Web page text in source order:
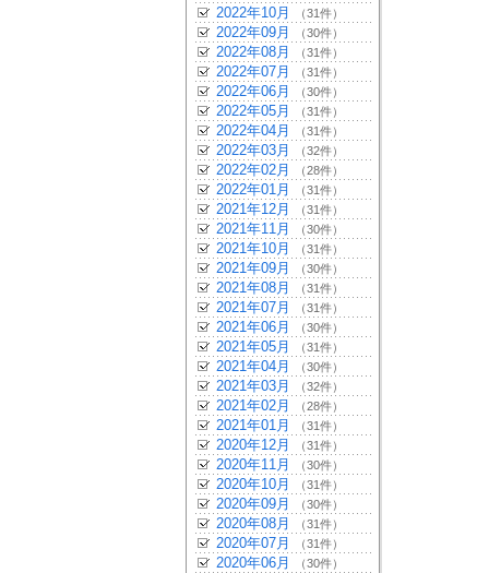
2022年10月 （31件）
2022年09月 （30件）
2022年08月 （31件）
2022年07月 （31件）
2022年06月 （30件）
2022年05月 （31件）
2022年04月 （31件）
2022年03月 （32件）
2022年02月 （28件）
2022年01月 （31件）
2021年12月 （31件）
2021年11月 （30件）
2021年10月 （31件）
2021年09月 （30件）
2021年08月 （31件）
2021年07月 （31件）
2021年06月 （30件）
2021年05月 （31件）
2021年04月 （30件）
2021年03月 （32件）
2021年02月 （28件）
2021年01月 （31件）
2020年12月 （31件）
2020年11月 （30件）
2020年10月 （31件）
2020年09月 （30件）
2020年08月 （31件）
2020年07月 （31件）
2020年06月 （30件）